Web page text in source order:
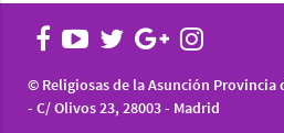
© Religiosas de la Asunción Provincia
- C/ Olivos 23, 28003 - Madrid